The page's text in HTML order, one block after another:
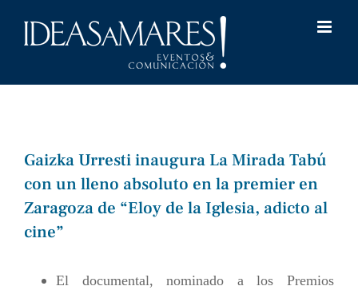
Gaizka Urresti inaugura La Mirada Tabú
con un lleno absoluto en la premier en
Zaragoza de “Eloy de la Iglesia, adicto al
cine”
El documental, nominado a los Premios